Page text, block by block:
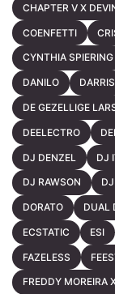
CHAPTER V X
COENFETTI
CYNTHIA SPIERING
DANILO DARRIS
DE GEZELLIGE
DEELECTRO
DJ DENZEL DJ
DJ RAWSON
DORATO DUAL
ECSTATIC ESI
FAZELESS
FREDDY MOREIRA